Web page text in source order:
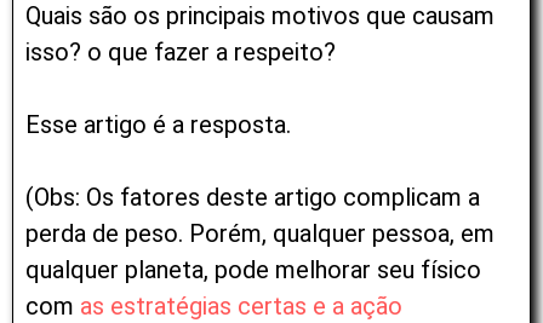
Quais são os principais motivos que causam
isso? o que fazer a respeito?
Esse artigo é a resposta.
(Obs: Os fatores deste artigo complicam a
perda de peso. Porém, qualquer pessoa, em
qualquer planeta, pode melhorar seu físico
com as estratégias certas e a ação